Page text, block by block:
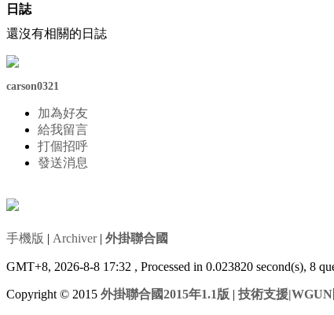
日誌
還沒有相關的日誌
carson0321
加為好友
給我留言
打個招呼
發送消息
手機版 | Archiver| 外掛聯合國
GMT+8, 2026-8-8 17:32 , Processed in 0.023820 second(s), 8
Copyright © 2015 外掛聯合國2015年1.1版 | 技術支援